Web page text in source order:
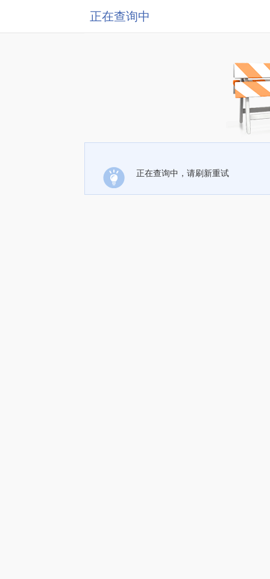
正在查询中
正在查询中，请刷新重试